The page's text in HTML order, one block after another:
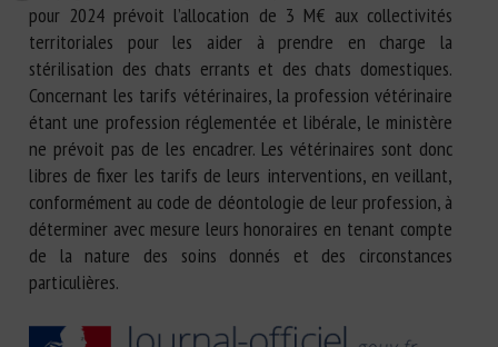
pour 2024 prévoit l’allocation de 3 M€ aux collectivités
territoriales pour les aider à prendre en charge la
stérilisation des chats errants et des chats domestiques.
Concernant les tarifs vétérinaires, la profession vétérinaire
étant une profession réglementée et libérale, le ministère
ne prévoit pas de les encadrer. Les vétérinaires sont donc
libres de fixer les tarifs de leurs interventions, en veillant,
conformément au code de déontologie de leur profession, à
déterminer avec mesure leurs honoraires en tenant compte
de la nature des soins donnés et des circonstances
particulières.